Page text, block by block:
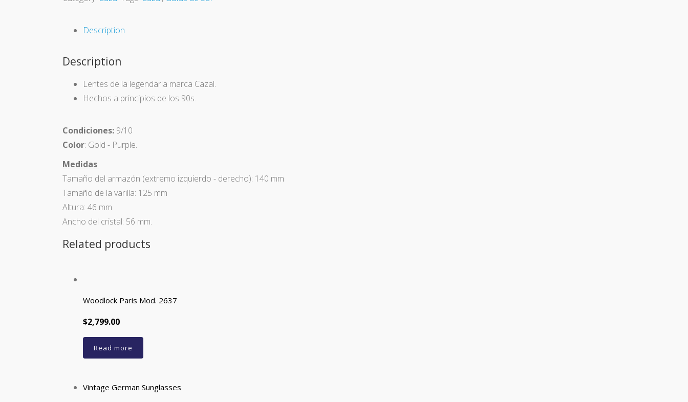
Description
Description
Lentes de la legendaria marca Cazal.
Hechos a principios de los 90s.
Condiciones: 9/10
Color: Gold - Purple.
Medidas:
Tamaño del armazón (extremo izquierdo - derecho): 140 mm
Tamaño de la varilla: 125 mm
Altura: 46 mm
Ancho del cristal: 56 mm.
Related products
Woodlock Paris Mod. 2637
$2,799.00
Read more
Vintage German Sunglasses